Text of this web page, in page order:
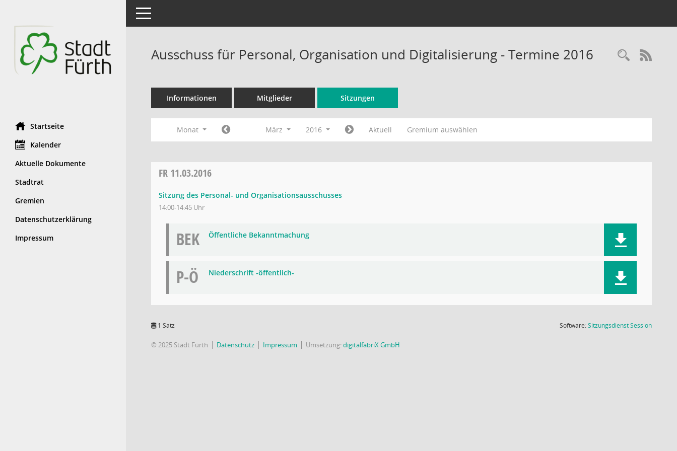
Startseite
Kalender
Aktuelle Dokumente
Stadtrat
Gremien
Datenschutzerklärung
Impressum
Toggle navigation
Ausschuss für Personal, Organisation und Digitalisierung - Termine 2016
Informationen Mitglieder Sitzungen
Monat März 2016 Aktuell Gremium auswählen
FR 11.03.2016
Sitzung des Personal- und Organisationsausschusses
14:00-14:45 Uhr
BEK Öffentliche Bekanntmachung
P-Ö Niederschrift -öffentlich-
1 Satz Software:SitzungsdienstSession(Wird in
© 2025 Stadt Fürth Datenschutz Impressum Umsetzung:digitalfabriX GmbH